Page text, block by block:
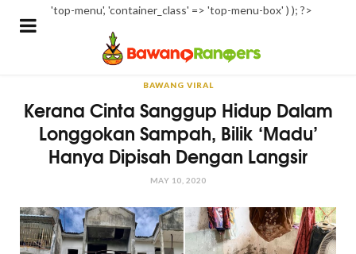
'top-menu', 'container_class' => 'top-menu-box' ) ); ?>
BAWANG VIRAL
Kerana Cinta Sanggup Hidup Dalam
Longgokan Sampah, Bilik ‘Madu’
Hanya Dipisah Dengan Langsir
MAY 10, 2020